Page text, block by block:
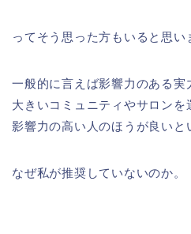
ってそう思った方もいると思い
一般的に言えば影響力のある実
大きいコミュニティやサロンを
影響力の高い人のほうが良い
なぜ私が推奨していないのか。